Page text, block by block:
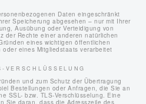
Daten eingeschränkt
Speicherung abgesehen – nur mit Ihrer
Ausübung oder Verteidigung von
der Rechte einer anderen natürlichen
eines wichtigen öffentlichen
eines Mitgliedstaats verarbeitet
und zum Schutz der Übertragung
Bestellungen oder Anfragen, die Sie an
SSL- bzw. TLS-Verschlüsselung. Eine
Sie daran, dass die Adresszeile des